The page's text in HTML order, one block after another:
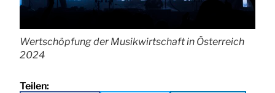
Wertschöpfung der Musikwirtschaft in Österreich
2024
Teilen: